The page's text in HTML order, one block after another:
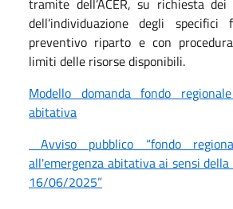
dell’individuazione degli specifici
preventivo riparto e con
limiti delle risorse disponibili.
Modello domanda fondo
abitativa
Avviso pubblico “fondo
all'emergenza abitativa ai sensi della
16/06/2025”